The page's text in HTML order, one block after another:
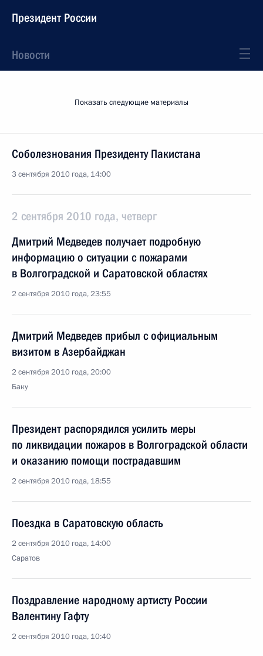
Президент России
Новости
Показать следующие материалы
Соболезнования Президенту Пакистана
3 сентября 2010 года, 14:00
2 сентября 2010 года, четверг
Дмитрий Медведев получает подробную
информацию о ситуации с пожарами
в Волгоградской и Саратовской областях
2 сентября 2010 года, 23:55
Дмитрий Медведев прибыл с официальным
визитом в Азербайджан
2 сентября 2010 года, 20:00
Баку
Президент распорядился усилить меры
по ликвидации пожаров в Волгоградской области
и оказанию помощи пострадавшим
2 сентября 2010 года, 18:55
Поездка в Саратовскую область
2 сентября 2010 года, 14:00
Саратов
Поздравление народному артисту России
Валентину Гафту
2 сентября 2010 года, 10:40